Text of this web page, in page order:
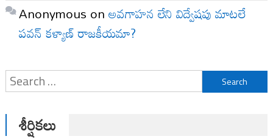
Anonymous onఅవగాహన లేని విద్వేషపు మాటలే
పవన్ కళ్యాణ్ రాజకీయమా?
Search
for:
శీర్షికలు